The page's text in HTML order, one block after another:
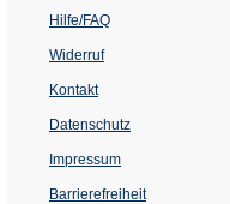
Hilfe/FAQ
Widerruf
Kontakt
Datenschutz
Impressum
Barrierefreiheit